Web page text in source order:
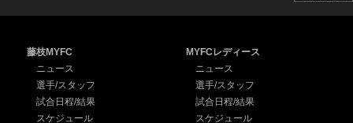
藤枝MYFC
ニュース
選手/スタッフ
試合日程/結果
スケジュール
MYFCレディース
ニュース
選手/スタッフ
試合日程/結果
スケジュール